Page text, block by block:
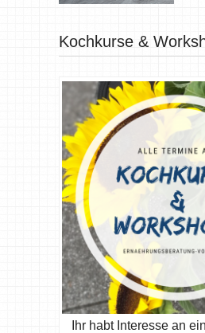
Kochkurse &
Ihr habt Interesse an